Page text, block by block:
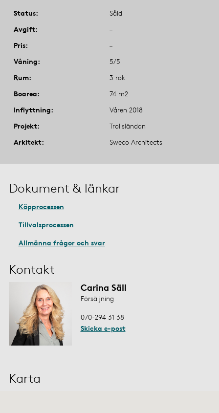
Status
Såld
Avgift
–
Pris
–
Våning
5/5
Rum
3 rok
Boarea
74 m2
Inflyttning
Våren 2018
Projekt
Trollsländan
Arkitekt
Sweco Architects
Dokument & länkar
Köpprocessen
Tillvalsprocessen
Allmänna frågor och svar
Kontakt
Carina Säll
Försäljning
070-294 31 38
Skicka e-post
Karta